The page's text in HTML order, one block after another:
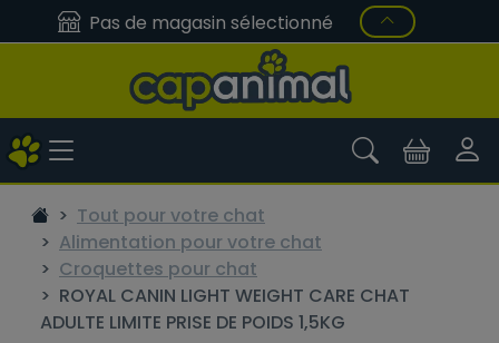
Pas de magasin sélectionné
Tout pour votre chat
Alimentation pour votre chat
Croquettes pour chat
ROYAL CANIN LIGHT WEIGHT CARE CHAT
ADULTE LIMITE PRISE DE POIDS 1,5KG